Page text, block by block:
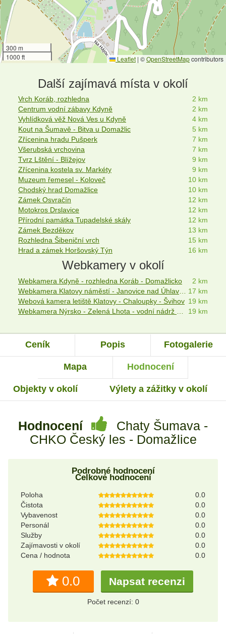
300 m
1000 ft
Leaflet | ©OpenStreetMapcontributors
Další zajímavá místa v okolí
Vrch Koráb, rozhledna
2 km
Centrum vodní zábavy Kdyně
2 km
Vyhlídková věž Nová Ves u Kdyně
4 km
Kout na Šumavě - Bitva u Domažlic
5 km
Zřícenina hradu Pušperk
7 km
Všerubská vrchovina
7 km
Tvrz Lštění - Blížejov
9 km
Zřícenina kostela sv. Markéty
9 km
Muzeum řemesel - Koloveč
10 km
Chodský hrad Domažlice
10 km
Zámek Osvračín
12 km
Motokros Drslavice
12 km
Přírodní památka Tupadelské skály
12 km
Zámek Bezděkov
13 km
Rozhledna Šibeniční vrch
15 km
Hrad a zámek Horšovský Týn
16 km
Webkamery v okolí
Webkamera Kdyně - rozhledna Koráb - Domažlicko
2 km
17 km
Webová kamera letiště Klatovy - Chaloupky - Švihov 19 km
19 km
Ceník Popis Fotogalerie
Mapa Hodnocení
Objekty v okolí Výlety a zážitky v okolí
Hodnocení
Chaty Šumava -
CHKO Český les - Domažlice
Podrobné hodnocení
Celkové hodnocení
Poloha
0.0
Čistota
0.0
Vybavenost
0.0
Personál
0.0
Služby
0.0
Zajímavosti v okolí
0.0
Cena / hodnota
0.0
0.0 Napsat recenzi
Počet recenzí: 0